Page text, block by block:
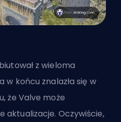
z wieloma
końcu znalazła się w
że Valve może
aktualizacje. Oczywiście,